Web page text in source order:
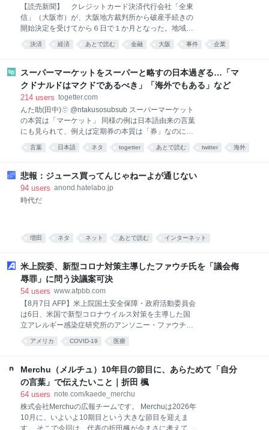
行政・中央区との連携、併せて交通、美化、防災とい
ったさまざまな課題を解決する活動などを行い、
HARUMI FLAGのコミュニティ形成に取り組む、20数
名で役員を務める住民組織です。盆踊り大会は昨年
【読売新聞】 クレジットカード決済代行会社「全東
信」（大阪市）が、大阪地方裁判所から破産手続きの
開始決定を受けてから６日で１か月となった。地域金
融への影響は広がっており、少なくとも３４の金融機
関で計５３９億円超の融資が、回収不能・遅
決済 経済 あとで読む 金融 大阪 事件 企業
スーパーマーケットをスーパーと略すの日本過ぎる…「マ
クドナルドはマクドであるべき」「海外でもある」など
214 users togetter.com
んた助(田中)🫥 @ntakusosubsub スーパーマーケット
の本質は「マーケット」 同様の例は日本語由来の言葉
にも見られて、例えば定期券の本質は「券」なのに
「定期」と略される 「マーケット」や「券」は他にも
色々あるので、区別するために特徴的な「スーパー」
2026-07-30 18:42:16
言葉 日本語 ネタ togetter あとで読む twitter 海外
悲報：ジュース買ってんじゃねーよが通じない
94 users anond.hatelabo.jp
時代だ
増田 ネタ ネット あとで読む インターネット
米上院委、新型コロナ対策主導したファウチ氏を「議会侮
辱罪」に問う決議案可決
54 users www.afpbb.com
【8月7日 AFP】米上院国土安全保障・政府活動委員会
は6日、米国で新型コロナウイルス対策を主導した国
立アレルギー感染症研究所のアンソニー・ファウチ元
所長（85）を議会侮辱罪に問うよう司法省に勧告する
決議案を可決した。 ファウチ氏は新型コロナの起源に
委員会公聴会で、共和党上院議員から厳しい追及を受
けたが、弁護士の助言に従って合衆国憲法修正第5条
で保障された自己負罪拒否特権（黙秘権）を行使し、
証言を拒否していた。 共和党が賛成、民主党が反対し
た今回の採決により、数十年にわたり全米トップの感
染症専門家として活躍したファウチ氏を刑事訴追する
アメリカ COVID-19 医療
Merchu（メルチュ）10年目の節目に、あらためて「自分
の言葉」で伝えたいこと｜折田 楓
64 users note.com/kaede_merchu
株式会社Merchuの広報チームです。 Merchuは2026年
10月に、いよいよ10期目という大きな節目を迎えま
す。 そこで今回は、代表の折田楓が今まさに考えてい